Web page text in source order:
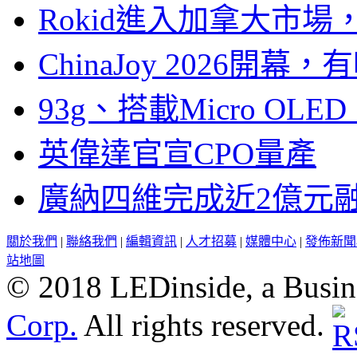
Rokid進入加拿大市場
ChinaJoy 2026開幕，
93g、搭載Micro
英偉達官宣CPO量產
廣納四維完成近2億元
關於我們 | 聯絡我們 | 編輯資訊 | 人才招募 | 媒體中心 | 發佈新
站地圖
© 2018 LEDinside, a
Corp. All rights reserved.